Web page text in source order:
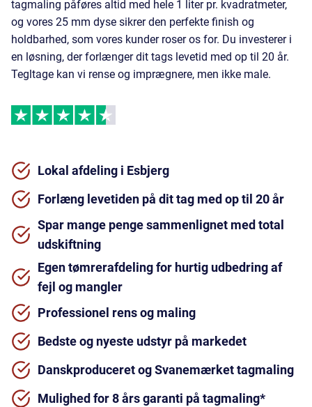
tagmaling påføres altid med hele 1 liter pr. kvadratmeter,
og vores 25 mm dyse sikrer den perfekte finish og
holdbarhed, som vores kunder roser os for. Du investerer i
en løsning, der forlænger dit tags levetid med op til 20 år.
Tegltage kan vi rense og imprægnere, men ikke male.
Lokal afdeling i Esbjerg
Forlæng levetiden på dit tag med op til 20 år
Spar mange penge sammenlignet med total
udskiftning
Egen tømrerafdeling for hurtig udbedring af
fejl og mangler
Professionel rens og maling
Bedste og nyeste udstyr på markedet
Danskproduceret og Svanemærket tagmaling
Mulighed for 8 års garanti på tagmaling*